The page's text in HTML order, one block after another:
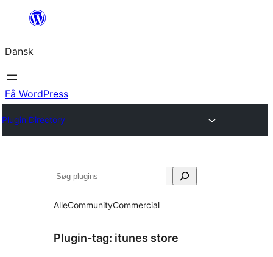
Spring
indhold
Dansk
Få WordPress
Plugin Directory
Søg
AlleCommunityCommercial
Plugin-tag: itunes store